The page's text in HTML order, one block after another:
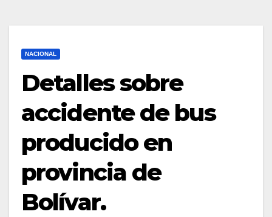
NACIONAL
Detalles sobre
accidente de bus
producido en
provincia de
Bolívar.